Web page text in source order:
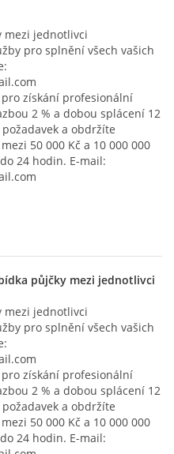
mezi jednotlivci
pro splnění všech vašich
získání profesionální
2 % a dobou splácení 12
a obdržíte
50 000 Kč a 10 000 000
24 hodin. E-mail:
půjčky mezi jednotlivci
mezi jednotlivci
pro splnění všech vašich
získání profesionální
2 % a dobou splácení 12
a obdržíte
50 000 Kč a 10 000 000
24 hodin. E-mail: